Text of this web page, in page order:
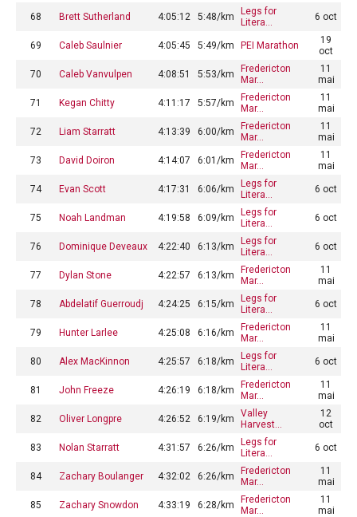
68 Brett Sutherland 4:05:12 5:48/km
Legs for
Litera…
6 oct
69 Caleb Saulnier 4:05:45 5:49/km PEI Marathon
19
oct
70 Caleb Vanvulpen 4:08:51 5:53/km
Fredericton
Mar…
11
mai
71 Kegan Chitty 4:11:17 5:57/km
Fredericton
Mar…
11
mai
72 Liam Starratt 4:13:39 6:00/km
Fredericton
Mar…
11
mai
73 David Doiron 4:14:07 6:01/km
Fredericton
Mar…
11
mai
74 Evan Scott 4:17:31 6:06/km
Legs for
Litera…
6 oct
75 Noah Landman 4:19:58 6:09/km
Legs for
Litera…
6 oct
76 Dominique Deveaux 4:22:40 6:13/km
Legs for
Litera…
6 oct
77 Dylan Stone 4:22:57 6:13/km
Fredericton
Mar…
11
mai
78 Abdelatif Guerroudj 4:24:25 6:15/km
Legs for
Litera…
6 oct
79 Hunter Larlee 4:25:08 6:16/km
Fredericton
Mar…
11
mai
80 Alex MacKinnon 4:25:57 6:18/km
Legs for
Litera…
6 oct
81 John Freeze 4:26:19 6:18/km
Fredericton
Mar…
11
mai
82 Oliver Longpre 4:26:52 6:19/km
Valley
Harvest…
12
oct
83 Nolan Starratt 4:31:57 6:26/km
Legs for
Litera…
6 oct
84 Zachary Boulanger 4:32:02 6:26/km
Fredericton
Mar…
11
mai
85 Zachary Snowdon 4:33:19 6:28/km
Fredericton
Mar…
11
mai